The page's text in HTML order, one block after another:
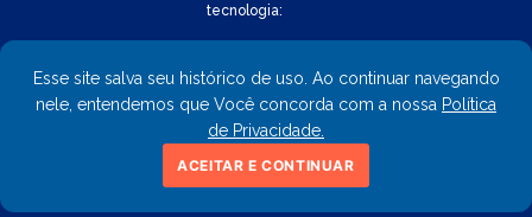
Esse site salva seu histórico de uso. Ao continuar navegando
nele, entendemos que Você concorda com a nossa Política
de Privacidade.
ACEITAR E CONTINUAR
Copyright © 2023 - FastObra. Todos os direitos reservados.
CNPJ: 02.559.428/0001-02